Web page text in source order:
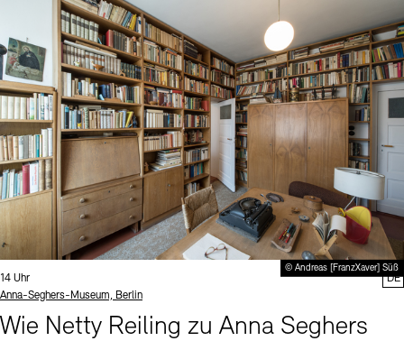
© Andreas [FranzXaver] Süß
Uhrzeit:
14 Uhr
Standort
Anna-Seghers-Museum, Berlin
Wie Netty Reiling zu Anna Seghers
DE